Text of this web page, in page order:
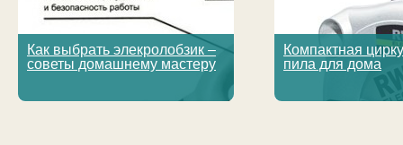
Как выбрать элекролобзик –
советы домашнему мастеру
Компактная
пила для дома